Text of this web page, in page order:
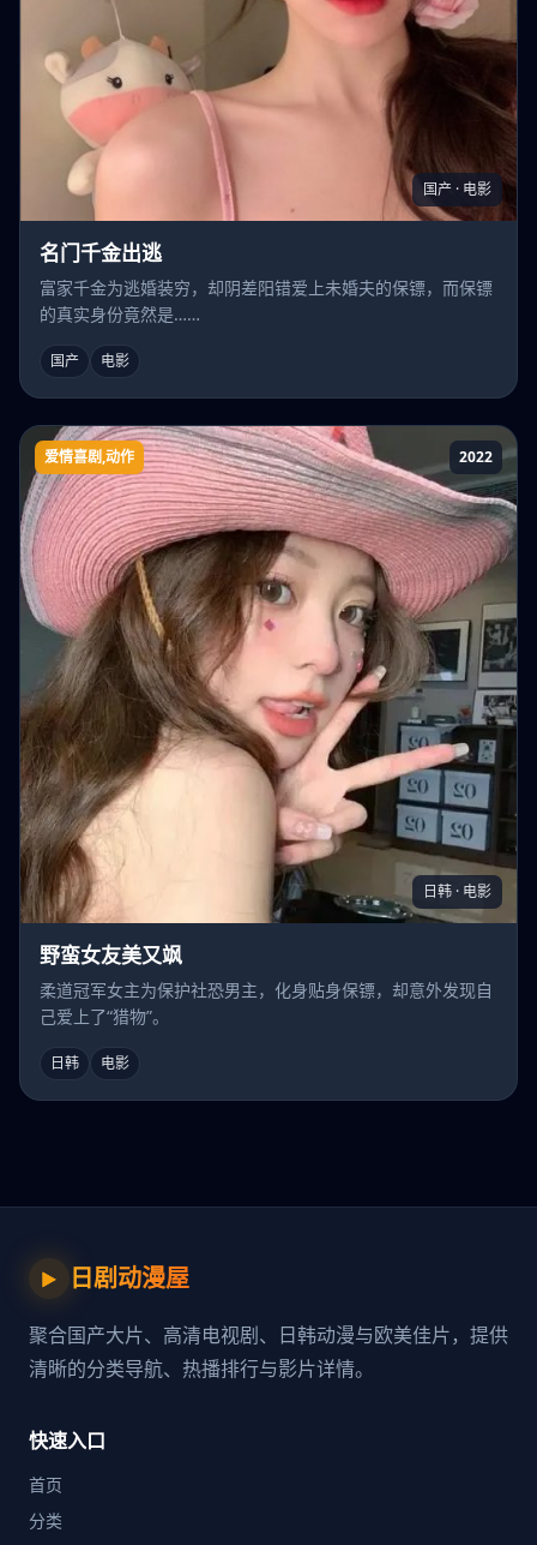
国产 · 电影
名门千金出逃
富家千金为逃婚装穷，却阴差阳错爱上未婚夫的保镖，而保镖
的真实身份竟然是……
国产 电影
野蛮女友美又飒
爱情喜剧,动作 2022
日韩 · 电影
野蛮女友美又飒
柔道冠军女主为保护社恐男主，化身贴身保镖，却意外发现自
己爱上了“猎物”。
日韩 电影
▶ 日剧动漫屋
聚合国产大片、高清电视剧、日韩动漫与欧美佳片，提供
清晰的分类导航、热播排行与影片详情。
快速入口
首页
分类